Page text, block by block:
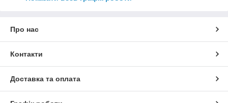
Про нас
Контакти
Доставка та оплата